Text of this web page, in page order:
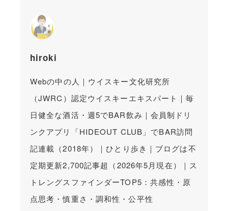
hiroki
Webの中の人｜ウイスキー文化研究所
（JWRC）認定ウイスキーエキスパート｜毎
日健全な酒活・週5でBAR飲み｜会員制ドリ
ンクアプリ「HIDEOUT CLUB」でBAR訪問
記連載（2018年）｜ひとり歩き｜ブログは不
定期更新2,700記事超（2026年5月現在）｜ス
トレングスファインダーTOP5：共感性・原
点思考・慎重さ・調和性・公平性